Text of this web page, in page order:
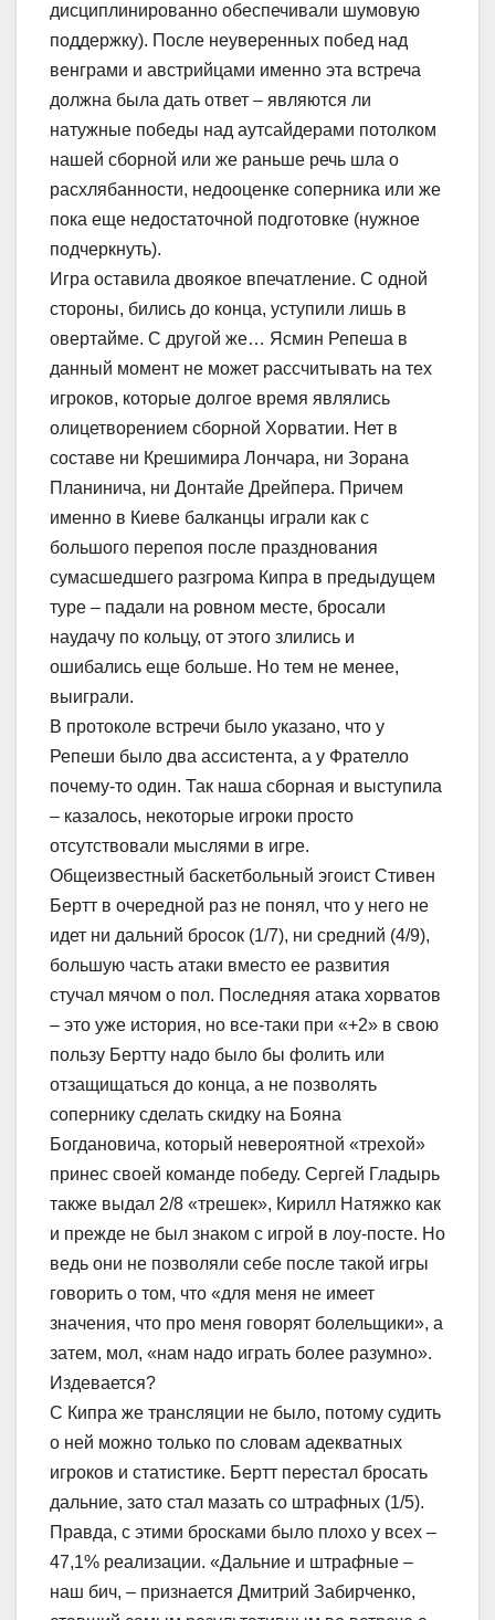
дисциплинированно обеспечивали шумовую
поддержку). После неуверенных побед над
венграми и австрийцами именно эта встреча
должна была дать ответ – являются ли
натужные победы над аутсайдерами потолком
нашей сборной или же раньше речь шла о
расхлябанности, недооценке соперника или же
пока еще недостаточной подготовке (нужное
подчеркнуть).
Игра оставила двоякое впечатление. С одной
стороны, бились до конца, уступили лишь в
овертайме. С другой же… Ясмин Репеша в
данный момент не может рассчитывать на тех
игроков, которые долгое время являлись
олицетворением сборной Хорватии. Нет в
составе ни Крешимира Лончара, ни Зорана
Планинича, ни Донтайе Дрейпера. Причем
именно в Киеве балканцы играли как с
большого перепоя после празднования
сумасшедшего разгрома Кипра в предыдущем
туре – падали на ровном месте, бросали
наудачу по кольцу, от этого злились и
ошибались еще больше. Но тем не менее,
выиграли.
В протоколе встречи было указано, что у
Репеши было два ассистента, а у Фрателло
почему-то один. Так наша сборная и выступила
– казалось, некоторые игроки просто
отсутствовали мыслями в игре.
Общеизвестный баскетбольный эгоист Стивен
Бертт в очередной раз не понял, что у него не
идет ни дальний бросок (1/7), ни средний (4/9),
большую часть атаки вместо ее развития
стучал мячом о пол. Последняя атака хорватов
– это уже история, но все-таки при «+2» в свою
пользу Бертту надо было бы фолить или
отзащищаться до конца, а не позволять
сопернику сделать скидку на Бояна
Богдановича, который невероятной «трехой»
принес своей команде победу. Сергей Гладырь
также выдал 2/8 «трешек», Кирилл Натяжко как
и прежде не был знаком с игрой в лоу-посте. Но
ведь они не позволяли себе после такой игры
говорить о том, что «для меня не имеет
значения, что про меня говорят болельщики», а
затем, мол, «нам надо играть более разумно».
Издевается?
С Кипра же трансляции не было, потому судить
о ней можно только по словам адекватных
игроков и статистике. Бертт перестал бросать
дальние, зато стал мазать со штрафных (1/5).
Правда, с этими бросками было плохо у всех –
47,1% реализации. «Дальние и штрафные –
наш бич, – признается Дмитрий Забирченко,